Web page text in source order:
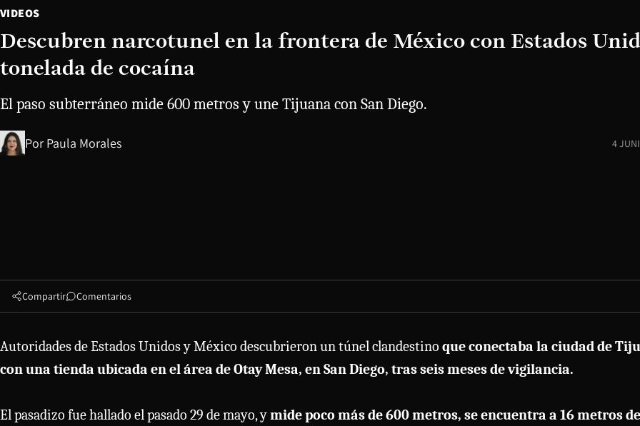
VIDEOS
Descubren narcotunel en la frontera de México con Estados
tonelada de cocaína
El paso subterráneo mide 600 metros y une Tijuana con San Diego.
Por Paula Morales 4
Compartir Comentarios
Autoridades de Estados Unidos y México descubrieron un túnel clandestino que conectaba la ciudad de
con una tienda ubicada en el área de Otay Mesa, en San Diego, tras seis meses de vigilancia.
El pasadizo fue hallado el pasado 29 de mayo, ymide poco más de 600 metros, se encuentra a 16 metros de